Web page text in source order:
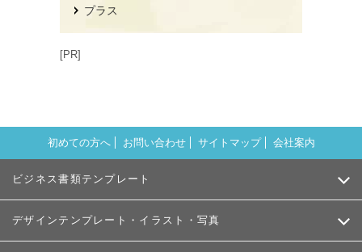
プラス
[PR]
初めての方へ お問い合わせ サイトマップ 会社案内
ビジネス書類テンプレート
デザインテンプレート・イラスト・写真